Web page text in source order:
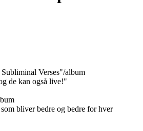
Verses"/album
de kan også live!"
bliver bedre og bedre for hver